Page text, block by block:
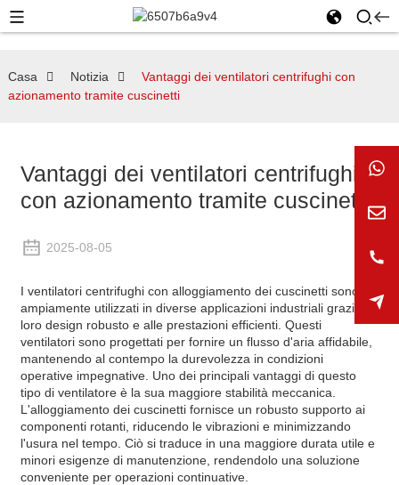
Casa Notizia
Vantaggi dei ventilatori centrifughi con
azionamento tramite cuscinetti
Vantaggi dei ventilatori centrifughi
con azionamento tramite cuscinetti
2025-08-05
I ventilatori centrifughi con alloggiamento dei cuscinetti sono
ampiamente utilizzati in diverse applicazioni industriali grazie al
loro design robusto e alle prestazioni efficienti. Questi
ventilatori sono progettati per fornire un flusso d'aria affidabile,
mantenendo al contempo la durevolezza in condizioni
operative impegnative. Uno dei principali vantaggi di questo
tipo di ventilatore è la sua maggiore stabilità meccanica.
L'alloggiamento dei cuscinetti fornisce un robusto supporto ai
componenti rotanti, riducendo le vibrazioni e minimizzando
l'usura nel tempo. Ciò si traduce in una maggiore durata utile e
minori esigenze di manutenzione, rendendolo una soluzione
conveniente per operazioni continuative.